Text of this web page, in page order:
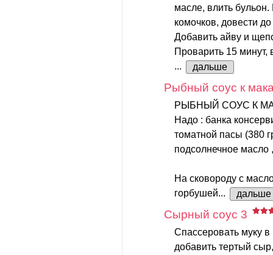
масле, влить
комочков, довести
Добавить айву и
Проварить 15
...
дальше
Рыбный соус к
РЫБНЫЙ СОУС К
Надо : банка
томатной пасы (380
подсолнечное
На сковороду с
горбушей...
дальше
Сырный соус 3
Спассеровать муку
добавить тертый